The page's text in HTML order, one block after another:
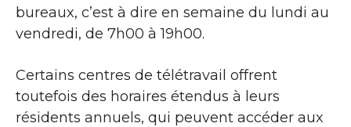
bureaux, c’est à dire en semaine du lundi au
vendredi, de 7h00 à 19h00.
Certains centres de télétravail offrent
toutefois des horaires étendus à leurs
résidents annuels, qui peuvent accéder aux